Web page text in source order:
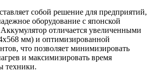
собой решение для предприятий,
оборудование с японской
Аккумулятор отличается увеличенными
мм) и оптимизированной
что позволяет минимизировать
и максимизировать время
техники.